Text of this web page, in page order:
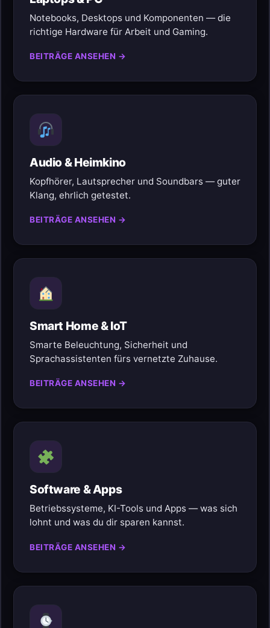
Notebooks, Desktops und Komponenten — die
richtige Hardware für Arbeit und Gaming.
BEITRÄGE ANSEHEN →
Audio & Heimkino
Kopfhörer, Lautsprecher und Soundbars — guter
Klang, ehrlich getestet.
BEITRÄGE ANSEHEN →
Smart Home & IoT
Smarte Beleuchtung, Sicherheit und
Sprachassistenten fürs vernetzte Zuhause.
BEITRÄGE ANSEHEN →
Software & Apps
Betriebssysteme, KI-Tools und Apps — was sich
lohnt und was du dir sparen kannst.
BEITRÄGE ANSEHEN →